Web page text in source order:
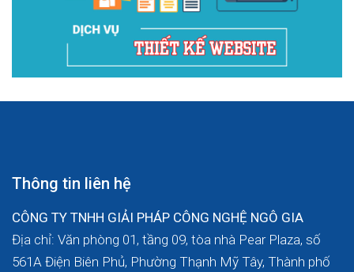
Thông tin liên hệ
CÔNG TY TNHH GIẢI PHÁP CÔNG NGHỆ NGÔ GIA
Địa chỉ: Văn phòng 01, tầng 09, tòa nhà Pear Plaza, số
561A Điện Biên Phủ, Phường Thạnh Mỹ Tây, Thành phố